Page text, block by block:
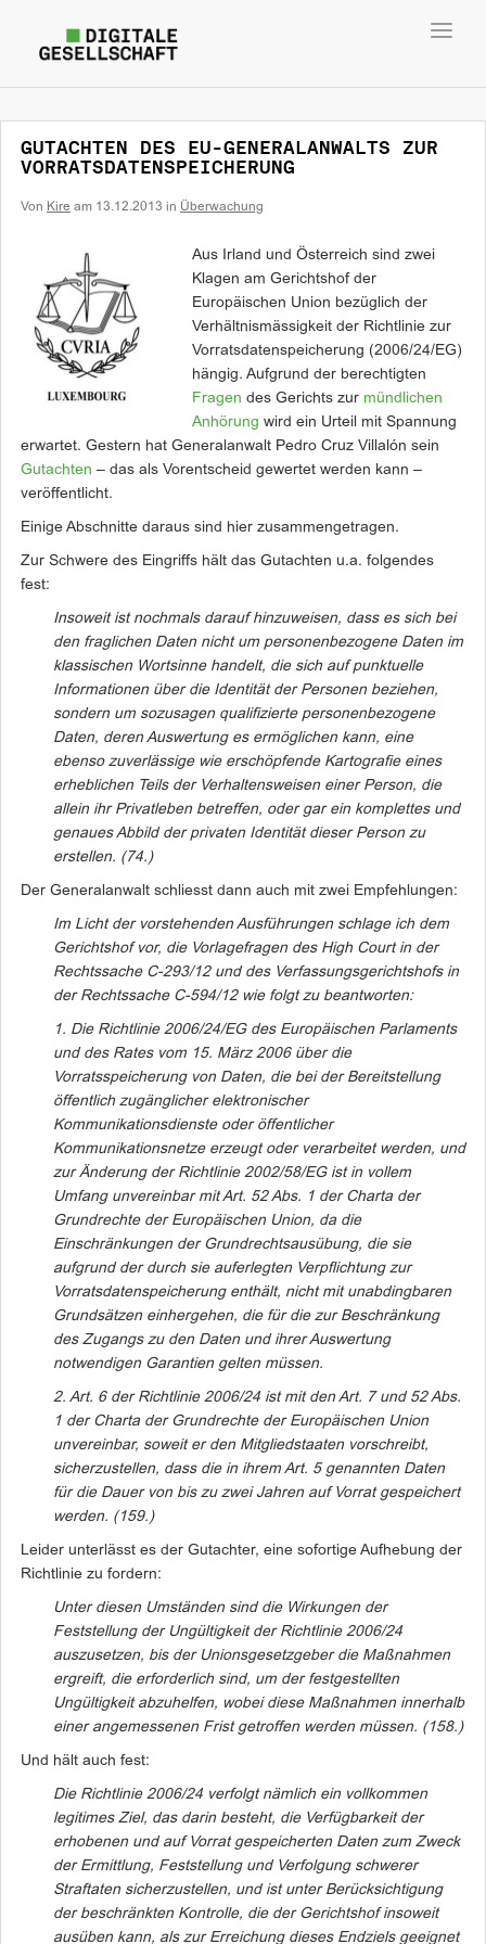
GUTACHTEN DES EU-GENERALANWALTS ZUR
VORRATSDATENSPEICHERUNG
Von Kire am 13.12.2013 in Überwachung
Aus Irland und Österreich sind zwei
Klagen am Gerichtshof der
Europäischen Union bezüglich der
Verhältnismässigkeit der Richtlinie zur
Vorratsdatenspeicherung (2006/24/EG)
hängig. Aufgrund der berechtigten
Fragen des Gerichts zur mündlichen
Anhörung wird ein Urteil mit Spannung
erwartet. Gestern hat Generalanwalt Pedro Cruz Villalón sein
Gutachten – das als Vorentscheid gewertet werden kann –
veröffentlicht.
Einige Abschnitte daraus sind hier zusammengetragen.
Zur Schwere des Eingriffs hält das Gutachten u.a. folgendes
fest:
Insoweit ist nochmals darauf hinzuweisen, dass es sich bei
den fraglichen Daten nicht um personenbezogene Daten im
klassischen Wortsinne handelt, die sich auf punktuelle
Informationen über die Identität der Personen beziehen,
sondern um sozusagen qualifizierte personenbezogene
Daten, deren Auswertung es ermöglichen kann, eine
ebenso zuverlässige wie erschöpfende Kartografie eines
erheblichen Teils der Verhaltensweisen einer Person, die
allein ihr Privatleben betreffen, oder gar ein komplettes und
genaues Abbild der privaten Identität dieser Person zu
erstellen. (74.)
Der Generalanwalt schliesst dann auch mit zwei Empfehlungen:
Im Licht der vorstehenden Ausführungen schlage ich dem
Gerichtshof vor, die Vorlagefragen des High Court in der
Rechtssache C-293/12 und des Verfassungsgerichtshofs in
der Rechtssache C-594/12 wie folgt zu beantworten:
1. Die Richtlinie 2006/24/EG des Europäischen Parlaments
und des Rates vom 15. März 2006 über die
Vorratsspeicherung von Daten, die bei der Bereitstellung
öffentlich zugänglicher elektronischer
Kommunikationsdienste oder öffentlicher
Kommunikationsnetze erzeugt oder verarbeitet werden, und
zur Änderung der Richtlinie 2002/58/EG ist in vollem
Umfang unvereinbar mit Art. 52 Abs. 1 der Charta der
Grundrechte der Europäischen Union, da die
Einschränkungen der Grundrechtsausübung, die sie
aufgrund der durch sie auferlegten Verpflichtung zur
Vorratsdatenspeicherung enthält, nicht mit unabdingbaren
Grundsätzen einhergehen, die für die zur Beschränkung
des Zugangs zu den Daten und ihrer Auswertung
notwendigen Garantien gelten müssen.
2. Art. 6 der Richtlinie 2006/24 ist mit den Art. 7 und 52 Abs.
1 der Charta der Grundrechte der Europäischen Union
unvereinbar, soweit er den Mitgliedstaaten vorschreibt,
sicherzustellen, dass die in ihrem Art. 5 genannten Daten
für die Dauer von bis zu zwei Jahren auf Vorrat gespeichert
werden. (159.)
Leider unterlässt es der Gutachter, eine sofortige Aufhebung der
Richtlinie zu fordern:
Unter diesen Umständen sind die Wirkungen der
Feststellung der Ungültigkeit der Richtlinie 2006/24
auszusetzen, bis der Unionsgesetzgeber die Maßnahmen
ergreift, die erforderlich sind, um der festgestellten
Ungültigkeit abzuhelfen, wobei diese Maßnahmen innerhalb
einer angemessenen Frist getroffen werden müssen. (158.)
Und hält auch fest:
Die Richtlinie 2006/24 verfolgt nämlich ein vollkommen
legitimes Ziel, das darin besteht, die Verfügbarkeit der
erhobenen und auf Vorrat gespeicherten Daten zum Zweck
der Ermittlung, Feststellung und Verfolgung schwerer
Straftaten sicherzustellen, und ist unter Berücksichtigung
der beschränkten Kontrolle, die der Gerichtshof insoweit
ausüben kann, als zur Erreichung dieses Endziels geeignet